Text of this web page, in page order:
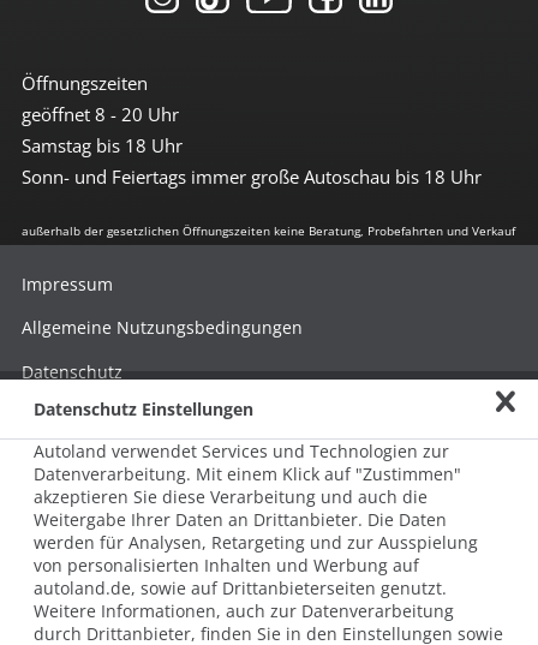
Öffnungszeiten
geöffnet 8 - 20 Uhr
Samstag bis 18 Uhr
Sonn- und Feiertags immer große Autoschau bis 18 Uhr
außerhalb der gesetzlichen Öffnungszeiten keine Beratung, Probefahrten und Verkauf
© 2026 AUTOLAND 24 SE & Co. Betriebs KG
Werner-von-Siemens-Str. 2, 06796 Brehna, Deutschland
Impressum
Allgemeine Nutzungsbedingungen
Datenschutz
Hinweisgebersystem nach HinSchG
Beschwerde nach LkSG
Grundsatzerklärung zum LkSG
Datenschutz Einstellungen
Autoland verwendet Services und Technologien zur
Datenverarbeitung. Mit einem Klick auf "Zustimmen"
akzeptieren Sie diese Verarbeitung und auch die
Weitergabe Ihrer Daten an Drittanbieter. Die Daten
werden für Analysen, Retargeting und zur Ausspielung
von personalisierten Inhalten und Werbung auf
autoland.de, sowie auf Drittanbieterseiten genutzt.
Weitere Informationen, auch zur Datenverarbeitung
durch Drittanbieter, finden Sie in den Einstellungen sowie